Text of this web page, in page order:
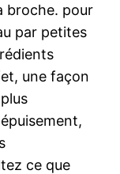
broche. pour
par petites
une façon
ce que